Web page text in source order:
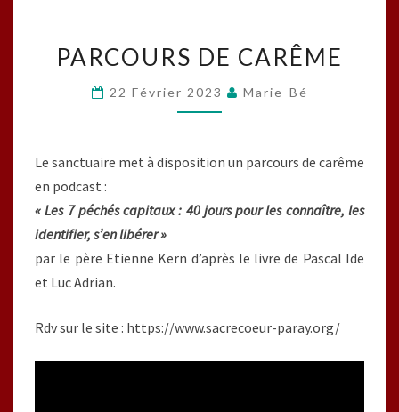
DE
PARCOURS DE CARÊME
22 Février 2023 Marie-Bé
Le sanctuaire met à disposition un parcours de carême
en podcast :
« Les 7 péchés capitaux : 40 jours pour les connaître, les
identifier, s’en libérer »
par le père Etienne Kern d’après le livre de Pascal Ide
et Luc Adrian.
Rdv sur le site : https://www.sacrecoeur-paray.org/